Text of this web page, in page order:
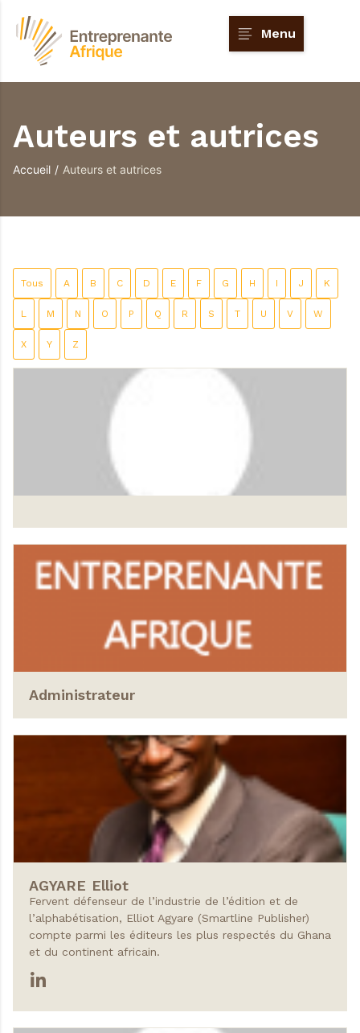
Menu
Auteurs et autrices
Accueil / Auteurs et autrices
Tous A B C D E F G H I J K
L M N O P Q R S T U V W
X Y Z
Administrateur
AGYARE Elliot
Fervent défenseur de l’industrie de l’édition et de
l’alphabétisation, Elliot Agyare (Smartline Publisher)
compte parmi les éditeurs les plus respectés du Ghana
et du continent africain.